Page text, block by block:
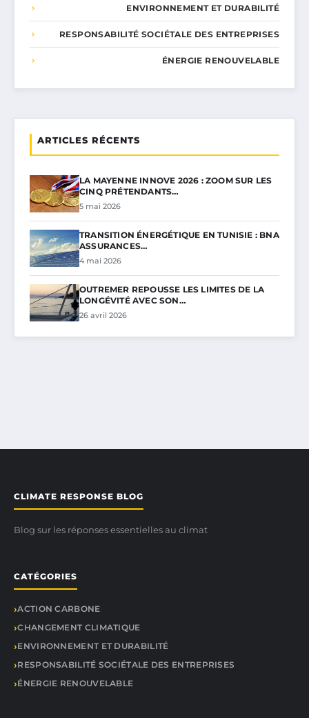
ENVIRONNEMENT ET DURABILITÉ
RESPONSABILITÉ SOCIÉTALE DES ENTREPRISES
ÉNERGIE RENOUVELABLE
ARTICLES RÉCENTS
LA MAYENNE INNOVE 2026 : ZOOM SUR LES
CINQ PRÉTENDANTS…
5 mai 2026
TRANSITION ÉNERGÉTIQUE EN TUNISIE : BNA
ASSURANCES…
4 mai 2026
OUTREMER REPOUSSE LES LIMITES DE LA
LONGÉVITÉ AVEC SON…
26 avril 2026
CLIMATE RESPONSE BLOG
Blog sur les réponses essentielles au climat
CATÉGORIES
ACTION CARBONE
CHANGEMENT CLIMATIQUE
ENVIRONNEMENT ET DURABILITÉ
RESPONSABILITÉ SOCIÉTALE DES ENTREPRISES
ÉNERGIE RENOUVELABLE